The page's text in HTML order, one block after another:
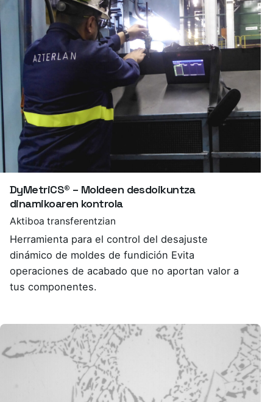
DyMetriCS® – Moldeen desdoikuntza
dinamikoaren kontrola
Aktiboa transferentzian
Herramienta para el control del desajuste
dinámico de moldes de fundición Evita
operaciones de acabado que no aportan valor a
tus componentes.